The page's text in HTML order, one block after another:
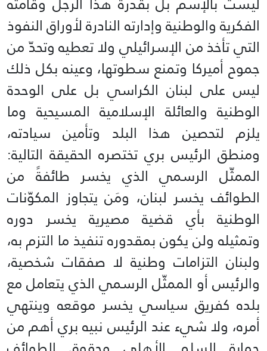
الفكرية والوطنية وإدارته النادرة لأوراق النفوذ
التي تأخذ من الإسرائيلي ولا تعطيه وتحدّ من
جموح أميركا وتمنع سطوتها، وعينه بكل ذلك
ليس على لبنان الكراسي بل على الوحدة
الوطنية والعائلة الإسلامية المسيحية وما
يلزم لتحصين هذا البلد وتأمين سيادته،
ومنطق الرئيس بري تختصره الحقيقة التالية:
الممثّل الرسمي الذي يخسر طائفةً من
الطوائف يخسر لبنان، ومَن يتجاوز المكوّنات
الوطنية بأي قضية مصيرية يخسر دوره
وتمثيله ولن يكون بمقدوره تنفيذ ما التزم به،
ولبنان التزامات وطنية لا صفقات شخصية،
والرئيس أو الممثّل الرسمي الذي يتعامل مع
بلده كفريق سياسي يخسر موقعه وينتهي
أمره، ولا شيء عند الرئيس نبيه بري أهم من